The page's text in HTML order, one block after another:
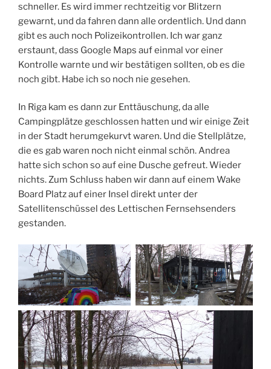
schneller. Es wird immer rechtzeitig vor Blitzern
gewarnt, und da fahren dann alle ordentlich. Und dann
gibt es auch noch Polizeikontrollen. Ich war ganz
erstaunt, dass Google Maps auf einmal vor einer
Kontrolle warnte und wir bestätigen sollten, ob es die
noch gibt. Habe ich so noch nie gesehen.
In Riga kam es dann zur Enttäuschung, da alle
Campingplätze geschlossen hatten und wir einige Zeit
in der Stadt herumgekurvt waren. Und die Stellplätze,
die es gab waren noch nicht einmal schön. Andrea
hatte sich schon so auf eine Dusche gefreut. Wieder
nichts. Zum Schluss haben wir dann auf einem Wake
Board Platz auf einer Insel direkt unter der
Satellitenschüssel des Lettischen Fernsehsenders
gestanden.